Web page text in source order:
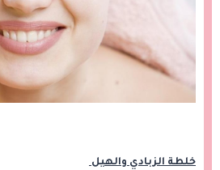
خلطة الزبادي والهيل